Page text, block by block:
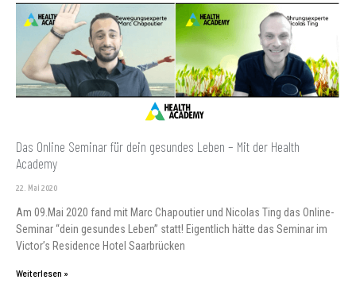
Das Online Seminar für dein gesundes Leben – Mit der Health
Academy
22. Mai 2020
Am 09.Mai 2020 fand mit Marc Chapoutier und Nicolas Ting das Online-
Seminar “dein gesundes Leben” statt! Eigentlich hätte das Seminar im
Victor’s Residence Hotel Saarbrücken
Weiterlesen »